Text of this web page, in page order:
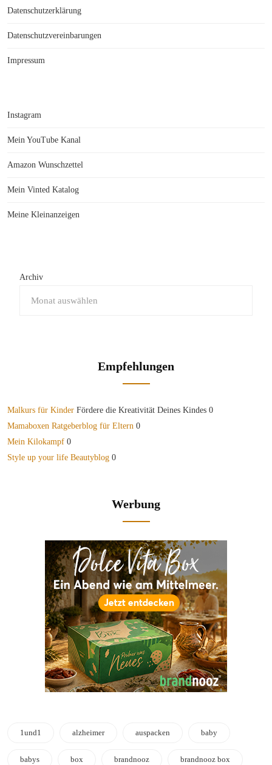
Datenschutzerklärung
Datenschutzvereinbarungen
Impressum
Instagram
Mein YouTube Kanal
Amazon Wunschzettel
Mein Vinted Katalog
Meine Kleinanzeigen
Archiv
Empfehlungen
Malkurs für Kinder Fördere die Kreativität Deines Kindes 0
Mamaboxen Ratgeberblog für Eltern 0
Mein Kilokampf 0
Style up your life Beautyblog 0
Werbung
1und1 alzheimer auspacken baby
babys box brandnooz brandnooz box